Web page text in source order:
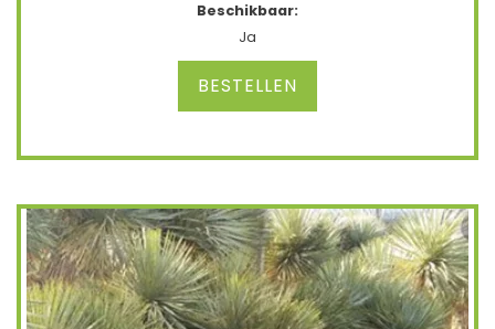
Beschikbaar:
Ja
BESTELLEN